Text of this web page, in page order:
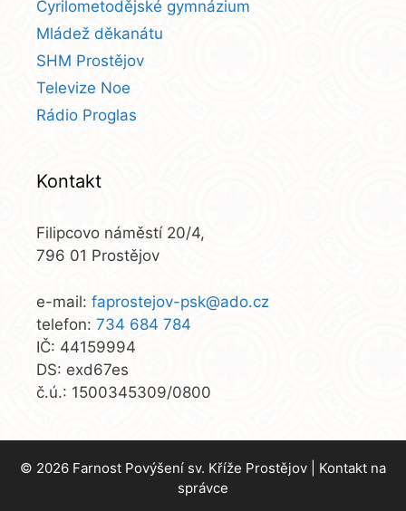
Cyrilometodějské gymnázium
Mládež děkanátu
SHM Prostějov
Televize Noe
Rádio Proglas
Kontakt
Filipcovo náměstí 20/4,
796 01 Prostějov
e-mail: faprostejov-psk@ado.cz
telefon: 734 684 784
IČ: 44159994
DS: exd67es
č.ú.: 1500345309/0800
© 2026 Farnost Povýšení sv. Kříže Prostějov | Kontakt na
správce